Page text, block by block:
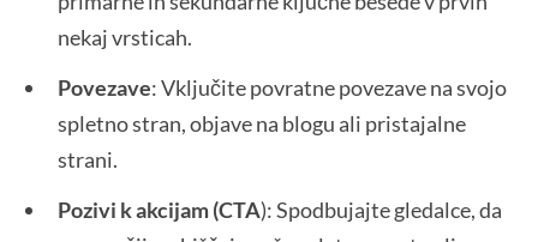
nekaj vrsticah.
Povezave: Vključite povratne povezave na svojo
spletno stran, objave na blogu ali pristajalne
strani.
Pozivi k akcijam (CTA): Spodbujajte gledalce, da